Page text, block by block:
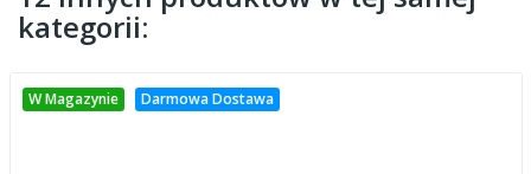
kategorii:
W Magazynie Darmowa Dostawa